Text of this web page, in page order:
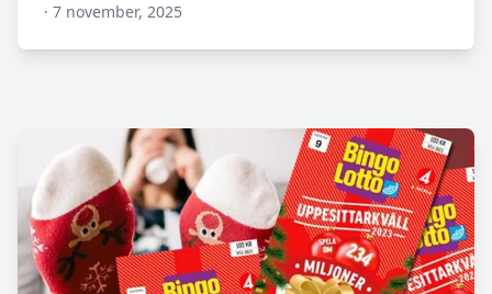
N/A
· 7 november, 2025